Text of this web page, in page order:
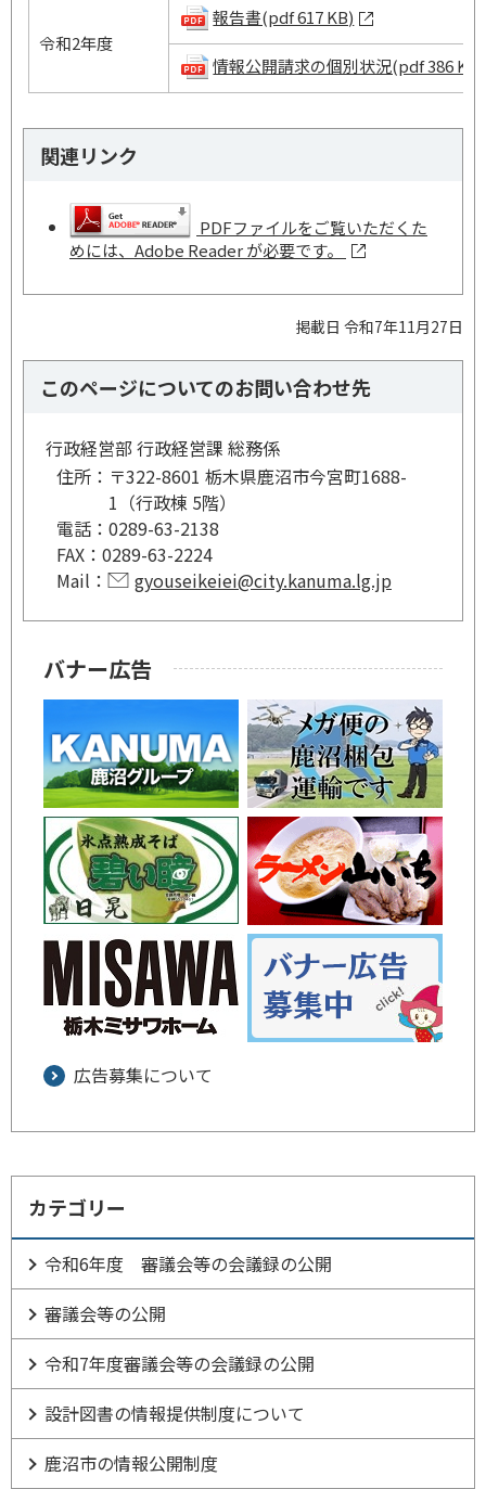
令和2年度
報告書(pdf 617 KB)
情報公開請求の個別状況(pdf 386 KB)
関連リンク
PDFファイルをご覧いただくた
めには、Adobe Reader が必要です。
掲載日 令和7年11月27日
このページについてのお問い合わせ先
行政経営部 行政経営課 総務係
住所： 〒322-8601 栃木県鹿沼市今宮町1688-
1（行政棟 5階）
電話： 0289-63-2138
FAX： 0289-63-2224
Mail：
gyouseikeiei@city.kanuma.lg.jp
バナー広告
広告募集について
カテゴリー
令和6年度 審議会等の会議録の公開
審議会等の公開
令和7年度審議会等の会議録の公開
設計図書の情報提供制度について
鹿沼市の情報公開制度